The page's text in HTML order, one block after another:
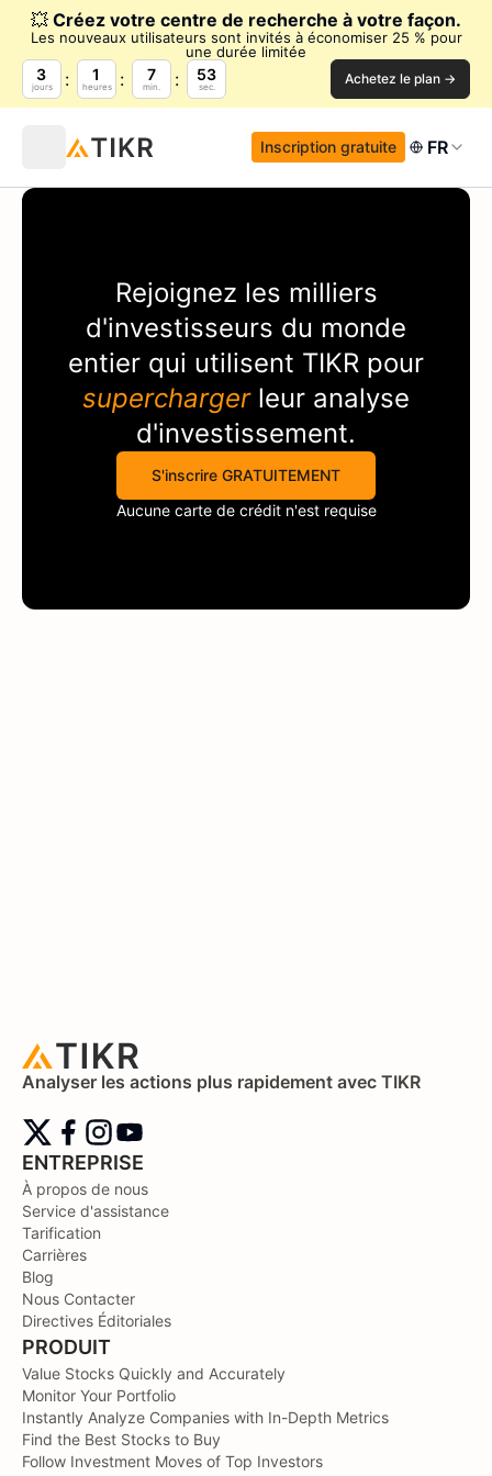
💥 Créez votre centre de recherche à votre façon.
Les nouveaux utilisateurs sont invités à économiser 25 % pour
une durée limitée
3
jours
1
heures
7
min.
53
sec. Achetez le plan →
Inscription gratuite FR
Rejoignez les milliers
d'investisseurs du monde
entier qui utilisent TIKR pour
superchargerleur analyse
d'investissement.
S'inscrire GRATUITEMENT
Aucune carte de crédit n'est requise
Analyser les actions plus rapidement avec TIKR
ENTREPRISE
À propos de nous
Service d'assistance
Tarification
Carrières
Blog
Nous Contacter
Directives Éditoriales
PRODUIT
Value Stocks Quickly and Accurately
Monitor Your Portfolio
Instantly Analyze Companies with In-Depth Metrics
Find the Best Stocks to Buy
Follow Investment Moves of Top Investors